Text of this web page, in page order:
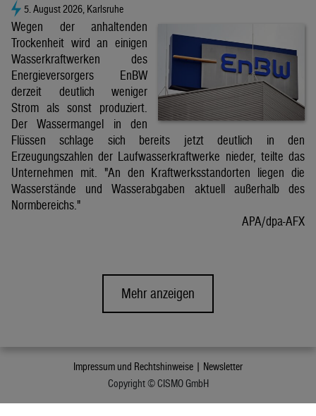
5. August 2026, Karlsruhe
Wegen der anhaltenden
Trockenheit wird an einigen
Wasserkraftwerken des
Energieversorgers EnBW
derzeit deutlich weniger
Strom als sonst produziert.
Der Wassermangel in den
Flüssen schlage sich bereits jetzt deutlich in den
Erzeugungszahlen der Laufwasserkraftwerke nieder, teilte das
Unternehmen mit. "An den Kraftwerksstandorten liegen die
Wasserstände und Wasserabgaben aktuell außerhalb des
Normbereichs."
APA/dpa-AFX
Mehr anzeigen
Impressum und Rechtshinweise | Newsletter
Copyright © CISMO GmbH